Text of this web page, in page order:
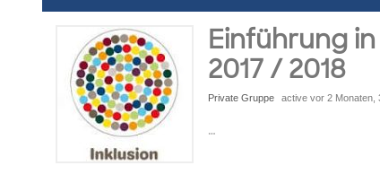
Einführung
2017 / 2018
Private Gruppe active vor 2 Monaten,
…